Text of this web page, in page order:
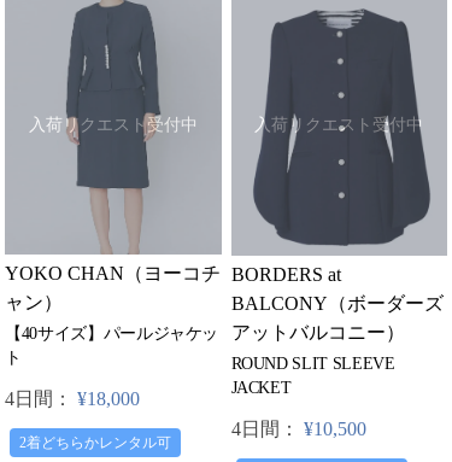
入荷リクエスト受付中
YOKO CHAN（ヨーコチ
ャン）
【40サイズ】パールジャケッ
ト
4日間： ¥18,000
2着どちらかレンタル可
入荷リクエスト受付中
BORDERS at
BALCONY（ボーダーズ
アットバルコニー）
ROUND SLIT SLEEVE
JACKET
4日間： ¥10,500